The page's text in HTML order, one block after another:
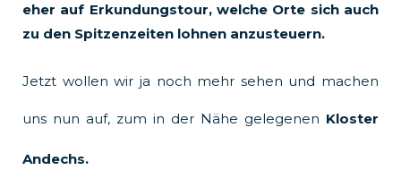
eher auf Erkundungstour, welche Orte sich auch
zu den Spitzenzeiten lohnen anzusteuern.
Jetzt wollen wir ja noch mehr sehen und machen
uns nun auf, zum in der Nähe gelegenen Kloster
Andechs.